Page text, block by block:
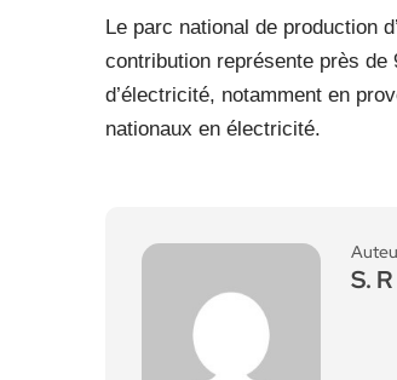
Le parc national de production
contribution représente près
d’électricité, notamment en
nationaux en électricité.
S. R